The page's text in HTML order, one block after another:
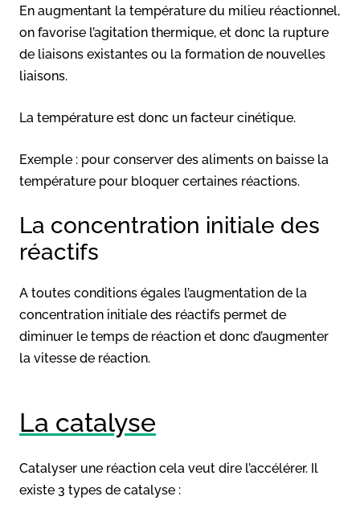
En augmentant la température du milieu réactionnel,
on favorise l’agitation thermique, et donc la rupture
de liaisons existantes ou la formation de nouvelles
liaisons.
La température est donc un facteur cinétique.
Exemple : pour conserver des aliments on baisse la
température pour bloquer certaines réactions.
La concentration initiale des
réactifs
A toutes conditions égales l’augmentation de la
concentration initiale des réactifs permet de
diminuer le temps de réaction et donc d’augmenter
la vitesse de réaction.
La catalyse
Catalyser une réaction cela veut dire l’accélérer. Il
existe 3 types de catalyse :